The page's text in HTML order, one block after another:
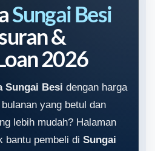
Sungai Besi
&
2026
Sungai Besi dengan harga
yang betul dan
lebih mudah? Halaman
bantu pembeli di Sungai